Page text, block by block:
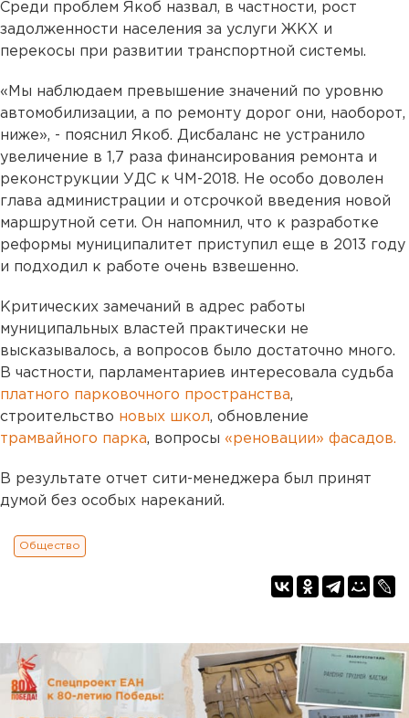
Среди проблем Якоб назвал, в частности, рост
задолженности населения за услуги ЖКХ и
перекосы при развитии транспортной системы.
«Мы наблюдаем превышение значений по уровню
автомобилизации, а по ремонту дорог они, наоборот,
ниже», - пояснил Якоб. Дисбаланс не устранило
увеличение в 1,7 раза финансирования ремонта и
реконструкции УДС к ЧМ-2018. Не особо доволен
глава администрации и отсрочкой введения новой
маршрутной сети. Он напомнил, что к разработке
реформы муниципалитет приступил еще в 2013 году
и подходил к работе очень взвешенно.
Критических замечаний в адрес работы
муниципальных властей практически не
высказывалось, а вопросов было достаточно много.
В частности, парламентариев интересовала судьба
платного парковочного пространства,
строительство новых школ, обновление
трамвайного парка, вопросы «реновации» фасадов.
В результате отчет сити-менеджера был принят
думой без особых нареканий.
Общество